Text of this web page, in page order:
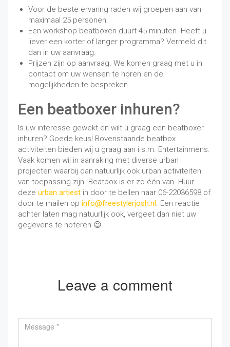
Voor de beste ervaring raden wij groepen aan van
maximaal 25 personen.
Een workshop beatboxen duurt 45 minuten. Heeft u
liever een korter of langer programma? Vermeld dit
dan in uw aanvraag.
Prijzen zijn op aanvraag. We komen graag met u in
contact om uw wensen te horen en de
mogelijkheden te bespreken.
Een beatboxer inhuren?
Is uw interesse gewekt en wilt u graag een beatboxer
inhuren? Goede keus! Bovenstaande beatbox
activiteiten bieden wij u graag aan i.s.m. Entertainmens.
Vaak komen wij in aanraking met diverse urban
projecten waarbij dan natuurlijk ook urban activiteiten
van toepassing zijn. Beatbox is er zo één van. Huur
deze urban artiest in door te bellen naar 06-22036598 of
door te mailen op info@freestylerjosh.nl . Een reactie
achter laten mag natuurlijk ook, vergeet dan niet uw
gegevens te noteren 😉
Leave a comment